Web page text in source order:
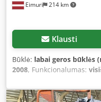
Eimuri 214 km
Klausti
Būklė: labai geros būklės
2008, Funkcionalumas:
1
125 mm, sukimosi greitis